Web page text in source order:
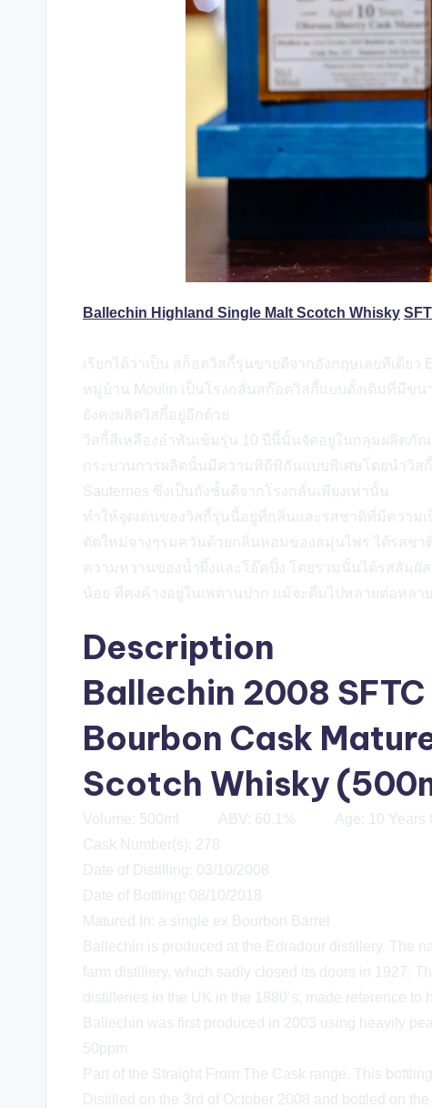
Ballechin Highland Single Malt Scotch Whisky
เรียกได้ว่าเป็น สก็อตวิสกี้รุ่นขายดีจากอังกฤษเลยทีเดีย
หมู่บ้าน Moulin เป็นโรงกลั่นสก๊อตวิสกี้แบบดั้งเดิมที่มีข
ยังคงผลิตวิสกี้อยู่อีกด้วย
วิสกี้สีเหลืองอำพันเข้มรุ่น 10 ปีนี้นั้นจัดอยู่ในกลุ่มผลิตภัณ
กระบวนการผลิตนั้นมีความพิถีพิถันแบบพิเศษโดยนำวิส
Sauternes ซึ่งเป็นถังชั้นดีจากโรงกลั่นเพียงเท่านั้น
ทำให้จุดเด่นของวิสกี้รุ่นนี้อยู่ที่กลิ่นและรสชาติที่มีควา
ตัดใหม่จางๆรมควันด้วยกลิ่นหอมของสมุนไพร ได้รสช
ความหวานของน้ำผึ้งและโอ๊คปิ้ง โดยรวมนั้นได้รสสัมผั
น้อย ที่คงค้างอยู่ในเพดานปาก แม้จะดื่มไปหลายต่อหลา
Description
Ballechin 2008
Bourbon Cask
Scotch Whisky
Volume: 500ml ABV: 60.1% Age: 10 Years
Cask Number(s): 278
Date of Distilling: 03/10/2008
Date of Bottling: 08/10/2018
Matured In: a single ex Bourbon Barrel
Ballechin is produced at the Edradour distillery. The
farm distillery, which sadly closed its doors in 1927.
distilleries in the UK in the 1880’s, made reference
Ballechin was first produced in 2003 using heavily
50ppm
Part of the Straight From The Cask range. This
Distilled on the 3rd of October 2008 and bottled on